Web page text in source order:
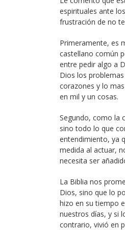
espirituales ante
frustración de no
Primeramente, es
castellano común
entre pedir algo a
Dios los
corazones y lo
en mil y un cosas.
Segundo, como la
sino todo lo que
entendimiento, ya
medida al actuar,
necesita ser
La Biblia nos
Dios, sino que lo
hizo en su tiempo
nuestros días, y si
contrario, vivió en